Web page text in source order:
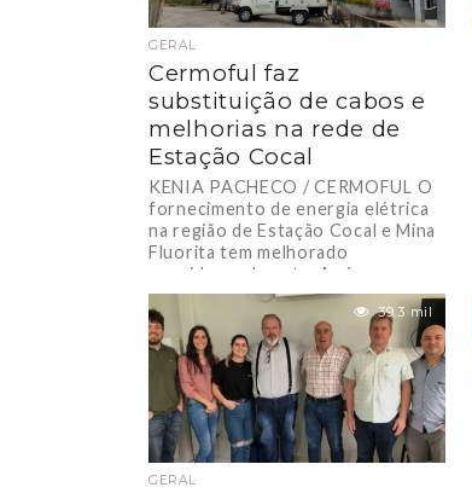
GERAL
Cermoful faz
substituição de cabos e
melhorias na rede de
Estação Cocal
KENIA PACHECO / CERMOFUL O
fornecimento de energia elétrica
na região de Estação Cocal e Mina
Fluorita tem melhorado
consideravelmente. Após
desligamento...
39.3 mil
GERAL